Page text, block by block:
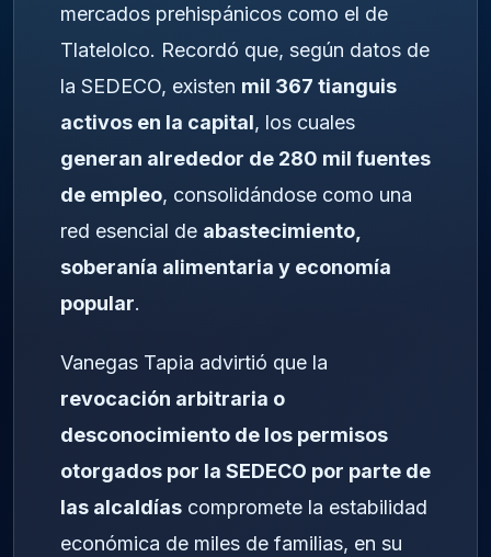
mercados prehispánicos como el de
Tlatelolco. Recordó que, según datos de
la SEDECO, existen mil 367 tianguis
activos en la capital, los cuales
generan alrededor de 280 mil fuentes
de empleo, consolidándose como una
red esencial de abastecimiento,
soberanía alimentaria y economía
popular.
Vanegas Tapia advirtió que la
revocación arbitraria o
desconocimiento de los permisos
otorgados por la SEDECO por parte de
las alcaldías compromete la estabilidad
económica de miles de familias, en su